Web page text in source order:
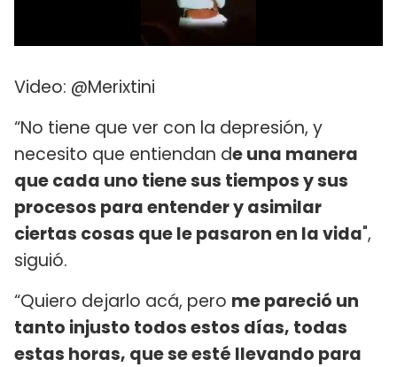
Video: @Merixtini
“No tiene que ver con la depresión, y
necesito que entiendan de una manera
que cada uno tiene sus tiempos y sus
procesos para entender y asimilar
ciertas cosas que le pasaron en la vida",
siguió.
“Quiero dejarlo acá, pero me pareció un
tanto injusto todos estos días, todas
estas horas, que se esté llevando para